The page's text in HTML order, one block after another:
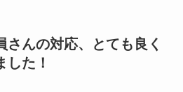
さんの対応、とても良く
した！